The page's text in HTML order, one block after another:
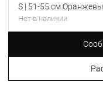
S | 51-55 см
Нет в наличии